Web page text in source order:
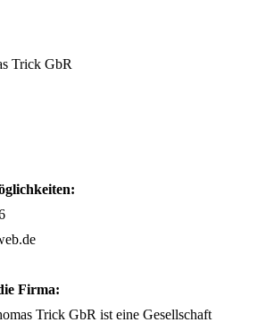
Trick GbR
Firma:
Trick GbR ist eine Gesellschaft